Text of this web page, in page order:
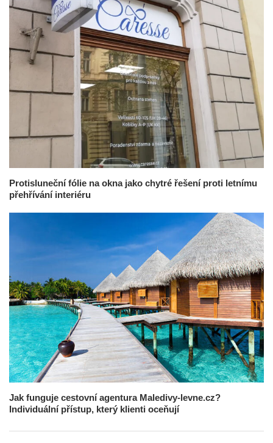
Protisluneční fólie na okna jako chytré řešení proti letnímu
přehřívání interiéru
Jak funguje cestovní agentura Maledivy-levne.cz?
Individuální přístup, který klienti oceňují